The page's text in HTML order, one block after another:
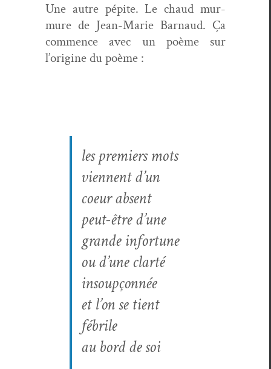
Une autre pépite. Le chaud mur­
mure de Jean-Marie Bar­naud. Ça
com­mence avec un poème sur
l’origine du poème :
les pre­miers mots
vien­nent d’un
coeur absent
peut-être d’une
grande infortune
ou d’une clarté
insoupçonnée
et l’on se tient
fébrile
au bord de soi